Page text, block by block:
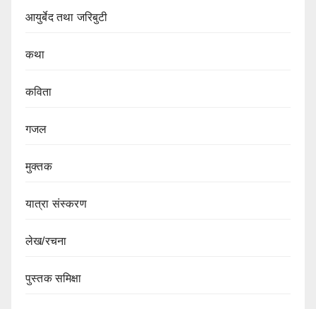
आयुर्बेद तथा जरिबुटी
कथा
कविता
गजल
मुक्तक
यात्रा संस्करण
लेख/रचना
पुस्तक समिक्षा